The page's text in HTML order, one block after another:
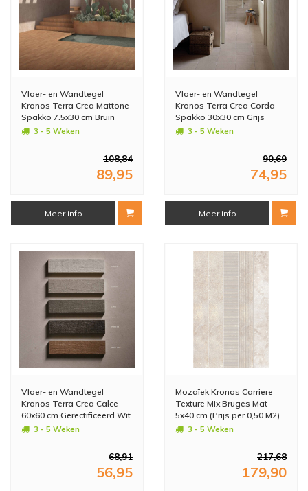
Vloer- en Wandtegel
Kronos Terra Crea Mattone
Spakko 7.5x30 cm Bruin
(Doosinhoud: 1.08 m2)
3 - 5 Weken
108,84
89,95
Meer info
Vloer- en Wandtegel
Kronos Terra Crea Corda
Spakko 30x30 cm Grijs
(Doosinhoud: 1.08 m2)
3 - 5 Weken
90,69
74,95
Meer info
Vloer- en Wandtegel
Kronos Terra Crea Calce
60x60 cm Gerectificeerd Wit
(Doosinhoud: 1,08 m2)
3 - 5 Weken
68,91
56,95
Mozaïek Kronos Carriere
Texture Mix Bruges Mat
5x40 cm (Prijs per 0,50 M2)
3 - 5 Weken
217,68
179,90